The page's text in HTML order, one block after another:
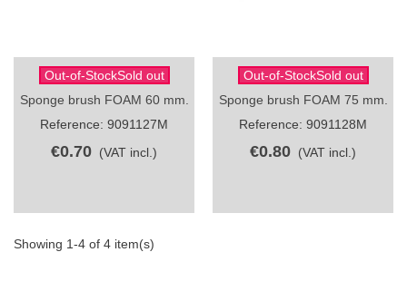
Out-of-StockSold out
Sponge brush FOAM 60 mm.
Reference: 9091127M
€0.70 (VAT incl.)
Out-of-StockSold out
Sponge brush FOAM 75 mm.
Reference: 9091128M
€0.80 (VAT incl.)
Showing 1-4 of 4 item(s)